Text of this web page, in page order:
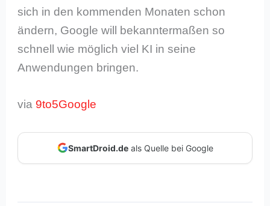
sich in den kommenden Monaten schon
ändern, Google will bekanntermaßen so
schnell wie möglich viel KI in seine
Anwendungen bringen.
via 9to5Google
SmartDroid.deals Quelle bei Google